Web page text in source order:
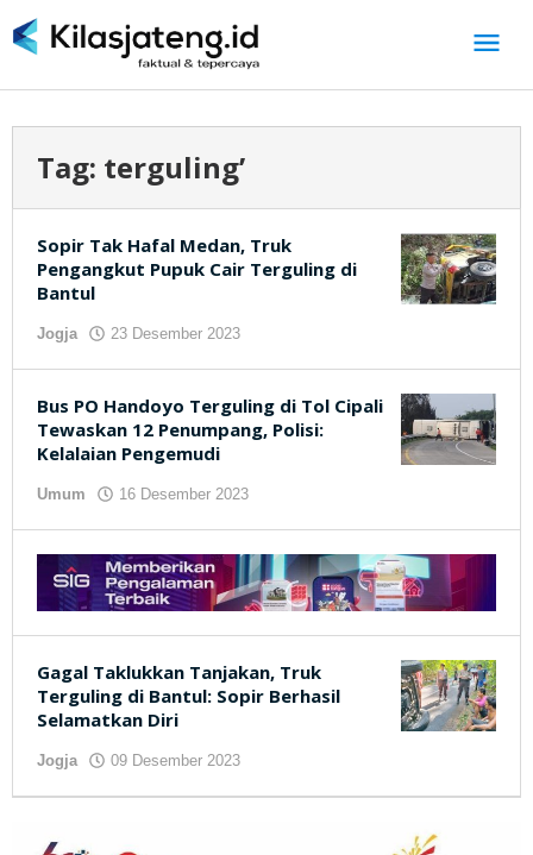
ke
Tag: terguling’
Sopir Tak Hafal Medan, Truk
Pengangkut Pupuk Cair Terguling di
Bantul
Jogja 23 Desember 2023
Bus PO Handoyo Terguling di Tol Cipali
Tewaskan 12 Penumpang, Polisi:
Kelalaian Pengemudi
Umum 16 Desember 2023
Gagal Taklukkan Tanjakan, Truk
Terguling di Bantul: Sopir Berhasil
Selamatkan Diri
Jogja 09 Desember 2023